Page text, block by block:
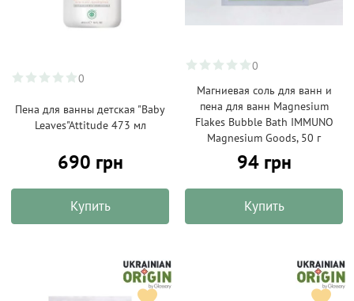
0
Пена для ванны детская "Вaby
Leaves"Attitude 473 мл
690 грн
Купить
0
Магниевая соль для ванн и
пена для ванн Magnesium
Flakes Bubble Bath IMMUNO
Magnesium Goods, 50 г
94 грн
Купить